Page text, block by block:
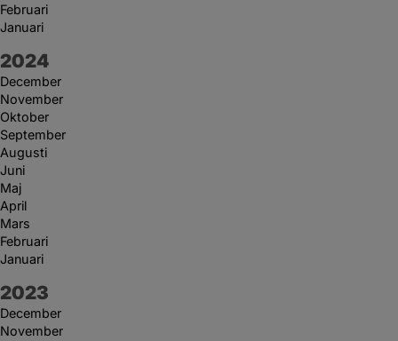
Februari
Januari
År:
2024
December
November
Oktober
September
Augusti
Juni
Maj
April
Mars
Februari
Januari
År:
2023
December
November